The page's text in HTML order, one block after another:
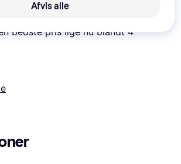
bedste pris lige nu blandt 4
Afvis alle